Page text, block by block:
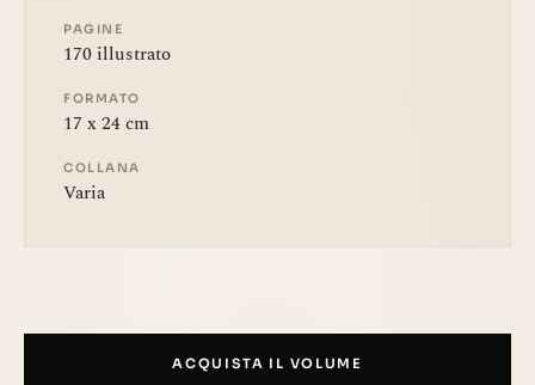
PAGINE
170 illustrato
FORMATO
17 x 24 cm
COLLANA
Varia
ACQUISTA IL VOLUME